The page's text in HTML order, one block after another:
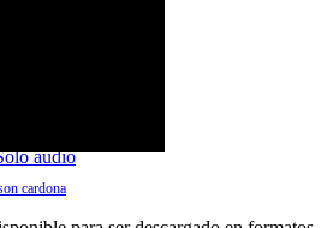
audio
cardona